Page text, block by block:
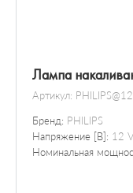
Лампа
Артикул:
Бренд: PHILIPS
Напряжение [В]: 12 V
Номинальная